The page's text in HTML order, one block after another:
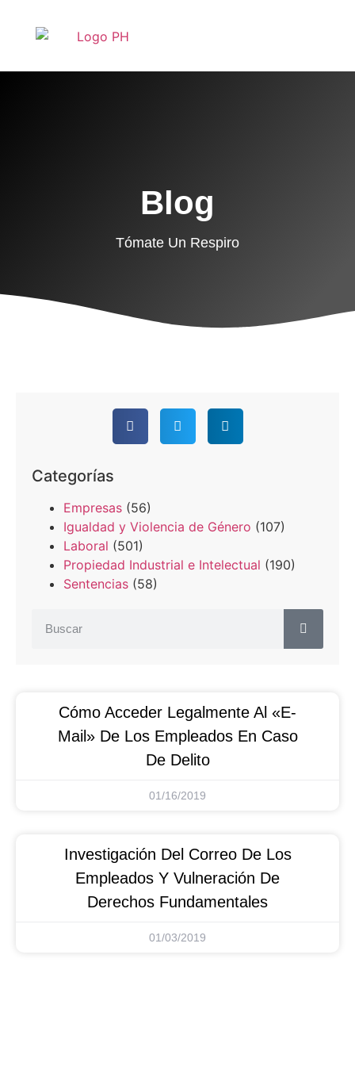
Blog
Tómate Un Respiro
Cómo Acceder Legalmente Al «e-
Mail» De Los Empleados En Caso
De Delito
01/16/2019
Investigación Del Correo De Los
Empleados Y Vulneración De
Derechos Fundamentales
01/03/2019
Categorías
Empresas (56)
Igualdad y Violencia de Género (107)
Laboral (501)
Propiedad Industrial e Intelectual (190)
Sentencias (58)